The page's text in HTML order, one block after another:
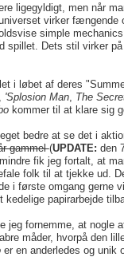
ligegyldigt, men når
virker
simple
Dets stil virker
i løbet af deres
'Splosion Man, The
kommer til at klare sig
bedre at se det i
gammel(UPDATE: den
fik jeg fortalt, at
folk til at tjekke ud.
i første omgang gerne
papirarbejde
jeg fornemme, at
måder, hvorpå den
er en anderledes og unik